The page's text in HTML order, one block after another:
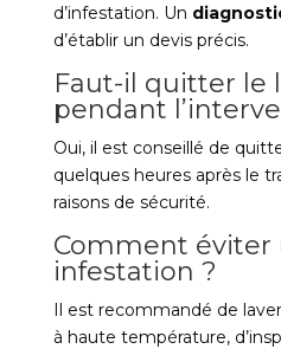
d’infestation. Un
d’établir un devis précis.
Faut-il quitter le
pendant
Oui, il est conseillé de
quelques heures après le
raisons de sécurité.
Comment éviter
infestation ?
Il est recommandé de
à haute température,